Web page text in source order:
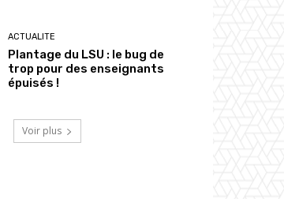
ACTUALITE
Plantage du LSU : le bug de
trop pour des enseignants
épuisés !
Voir plus